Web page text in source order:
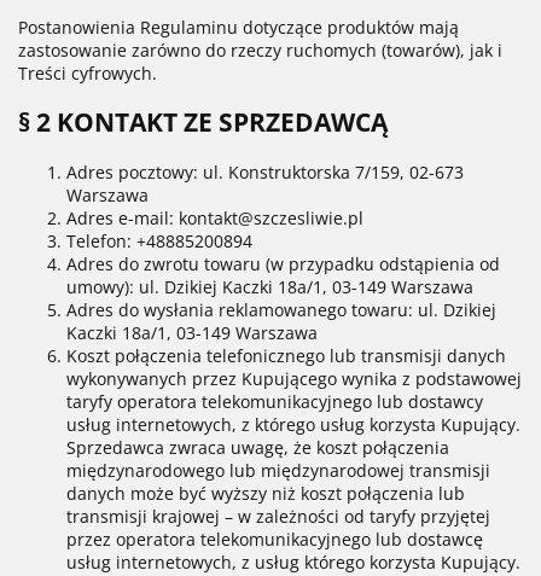
Postanowienia Regulaminu dotyczące produktów mają
zastosowanie zarówno do rzeczy ruchomych (towarów), jak i
Treści cyfrowych.
§ 2 KONTAKT ZE SPRZEDAWCĄ
Adres pocztowy: ul. Konstruktorska 7/159, 02-673
Warszawa
Adres e-mail: kontakt@szczesliwie.pl
Telefon: +48885200894
Adres do zwrotu towaru (w przypadku odstąpienia od
umowy): ul. Dzikiej Kaczki 18a/1, 03-149 Warszawa
Adres do wysłania reklamowanego towaru: ul. Dzikiej
Kaczki 18a/1, 03-149 Warszawa
Koszt połączenia telefonicznego lub transmisji danych
wykonywanych przez Kupującego wynika z podstawowej
taryfy operatora telekomunikacyjnego lub dostawcy
usług internetowych, z którego usług korzysta Kupujący.
Sprzedawca zwraca uwagę, że koszt połączenia
międzynarodowego lub międzynarodowej transmisji
danych może być wyższy niż koszt połączenia lub
transmisji krajowej – w zależności od taryfy przyjętej
przez operatora telekomunikacyjnego lub dostawcę
usług internetowych, z usług którego korzysta Kupujący.